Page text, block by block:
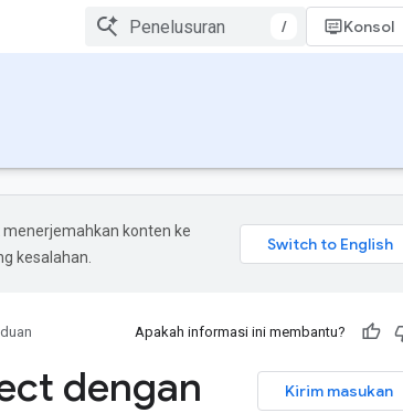
/ Konsol
konten ke
kesalahan.
Apakah informasi ini membantu?
Kirim masukan
dengan